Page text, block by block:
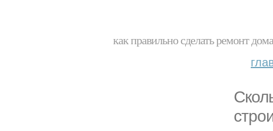
как правильно сделать ремонт